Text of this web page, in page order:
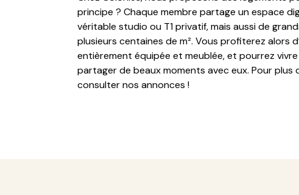
principe ? Chaque membre partage un espace
véritable studio ou T1 privatif, mais aussi de
plusieurs centaines de m². Vous profiterez alors
entièrement équipée et meublée, et pourrez
partager de beaux moments avec eux. Pour plus
consulter nos annonces !